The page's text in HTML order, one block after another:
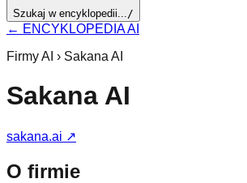
Szukaj w encyklopedii.../
← ENCYKLOPEDIA AI
Firmy AI › Sakana AI
Sakana AI
sakana.ai ↗
O firmie